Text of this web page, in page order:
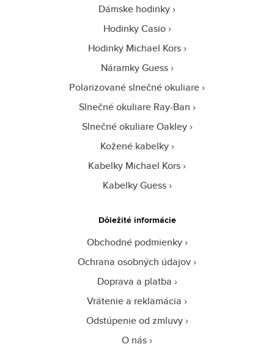
Dámske hodinky
Hodinky Casio
Hodinky Michael Kors
Náramky Guess
Polarizované slnečné okuliare
Slnečné okuliare Ray-Ban
Slnečné okuliare Oakley
Kožené kabelky
Kabelky Michael Kors
Kabelky Guess
Dôležité informácie
Obchodné podmienky
Ochrana osobných údajov
Doprava a platba
Vrátenie a reklamácia
Odstúpenie od zmluvy
O nás